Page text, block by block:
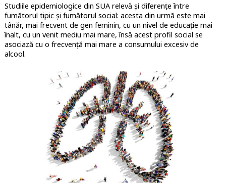
Studiile epidemiologice din SUA relevă și diferențe între
fumătorul tipic și fumătorul social: acesta din urmă este mai
tânăr, mai frecvent de gen feminin, cu un nivel de educație mai
înalt, cu un venit mediu mai mare, însă acest profil social se
asociază cu o frecvență mai mare a consumului excesiv de
alcool.